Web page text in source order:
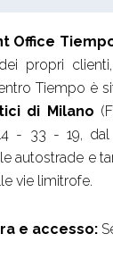
Office
propri clienti,
Tiempo è
di Milano
- 33 - 19, dal
autostrade e
vie limitrofe.
e accesso: